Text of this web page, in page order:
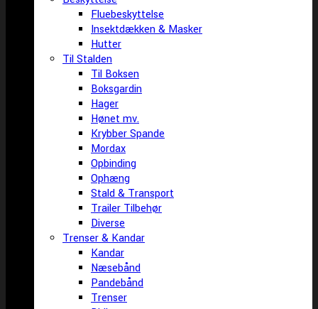
Fluebeskyttelse
Insektdækken & Masker
Hutter
Til Stalden
Til Boksen
Boksgardin
Hager
Hønet mv.
Krybber Spande
Mordax
Opbinding
Ophæng
Stald & Transport
Trailer Tilbehør
Diverse
Trenser & Kandar
Kandar
Næsebånd
Pandebånd
Trenser